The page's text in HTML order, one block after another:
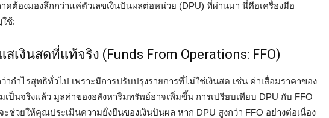
ต้องมองลึกกว่าแค่ตัวเลขเงินปันผลต่อหน่วย (DPU) ที่ผ่านมา นี่คือเครื่องมือ
ช้:
สเงินสดที่แท้จริง (Funds From Operations: FFO)
กำไรสุทธิทั่วไป เพราะมีการปรับปรุงรายการที่ไม่ใช่เงินสด เช่น ค่าเสื่อมราคาของ
เป็นจริงแล้ว มูลค่าของอสังหาริมทรัพย์อาจเพิ่มขึ้น การเปรียบเทียบ DPU กับ FFO
ะช่วยให้คุณประเมินความยั่งยืนของเงินปันผล หาก DPU สูงกว่า FFO อย่างต่อเนื่อง